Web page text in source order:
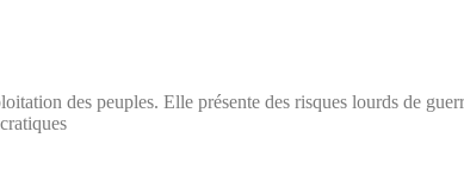
des peuples. Elle présente des risques lourds de